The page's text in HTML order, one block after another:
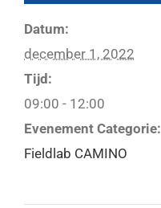
Datum:
december 1, 2022
Tijd:
09:00 - 12:00
Evenement Categorie:
Fieldlab CAMINO